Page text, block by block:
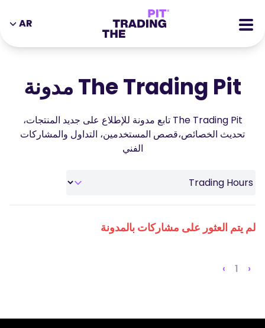
العقود الآجلة
قصص النجاح
الأدوات
التعليمية
المدونة
الكتب الالكترونية
المدونة الصوتية-بودكاست
من نحن
مركز المساعدة
AR
DE
ES
IT
MS
TR
PT
The Trading Pit مدونة
The Trading Pit تابع مدونة للإطلاع على جديد المنتجات،
تحديث الخصائص،قصص المستخدمين، التداول والمشاركات
الفني
لم يتم العثور على مشاركات بالمدونة
‹
1
›